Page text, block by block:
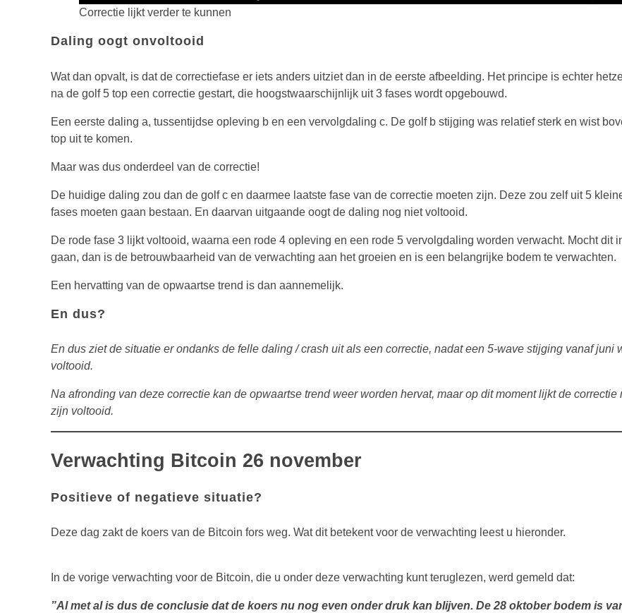
Correctie lijkt verder te kunnen
Daling oogt onvoltooid
Wat dan opvalt, is dat de correctiefase er iets anders uitziet dan in de eerste afbeelding. Het principe is echter
na de golf 5 top een correctie gestart, die hoogstwaarschijnlijk uit 3 fases wordt opgebouwd.
Een eerste daling a, tussentijdse opleving b en een vervolgdaling c. De golf b stijging was relatief sterk en wist
top uit te komen.
Maar was dus onderdeel van de correctie!
De huidige daling zou dan de golf c en daarmee laatste fase van de correctie moeten zijn. Deze zou zelf uit 5
fases moeten gaan bestaan. En daarvan uitgaande oogt de daling nog niet voltooid.
De rode fase 3 lijkt voltooid, waarna een rode 4 opleving en een rode 5 vervolgdaling worden verwacht. Mocht dit
gaan, dan is de betrouwbaarheid van de verwachting aan het groeien en is een belangrijke bodem te verwachten.
Een hervatting van de opwaartse trend is dan aannemelijk.
En dus?
En dus ziet de situatie er ondanks de felle daling / crash uit als een correctie, nadat een 5-wave stijging vanaf juni
voltooid.
Na afronding van deze correctie kan de opwaartse trend weer worden hervat, maar op dit moment lijkt de correctie
zijn voltooid.
Verwachting Bitcoin 26 november
Positieve of negatieve situatie?
Deze dag zakt de koers van de Bitcoin fors weg. Wat dit betekent voor de verwachting leest u hieronder.
In de vorige verwachting voor de Bitcoin, die u onder deze verwachting kunt teruglezen, werd gemeld dat:
”Al met al is dus de conclusie dat de koers nu nog even onder druk kan blijven. De 28 oktober bodem is